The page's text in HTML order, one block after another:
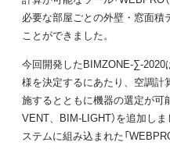
必要な部屋ごとの外壁・窓面
ことができました。
今回開発したBIMZONE-∑-
様を決定するにあたり、空調
施するとともに機器の選定が可
VENT、BIM-LIGHT）を追加し
ステムに組み込まれた「